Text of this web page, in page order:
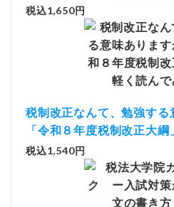
税込1,650円
税制改正なんて、勉強する
「令和８年度税制改正大
税込1,540円